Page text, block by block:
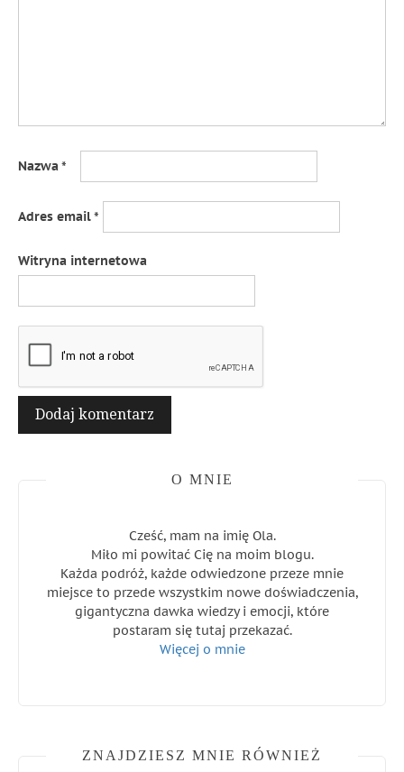
Nazwa*
Adres email*
Witryna internetowa
O MNIE
Cześć, mam na imię Ola.
Miło mi powitać Cię na moim blogu.
Każda podróż, każde odwiedzone przeze mnie
miejsce to przede wszystkim nowe doświadczenia,
gigantyczna dawka wiedzy i emocji, które
postaram się tutaj przekazać.
Więcej o mnie
ZNAJDZIESZ MNIE RÓWNIEŻ